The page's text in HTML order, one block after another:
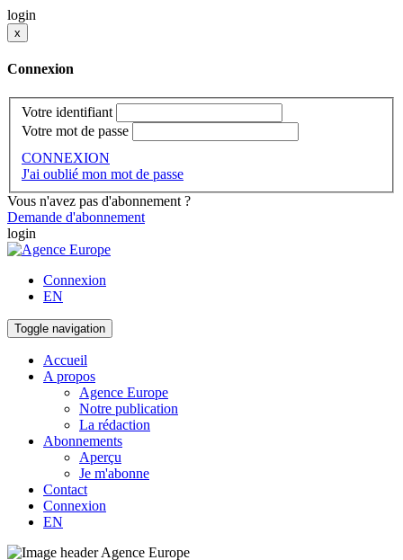
login
x
Connexion
Votre identifiant
Votre mot de passe
CONNEXION
J'ai oublié mon mot de passe
Vous n'avez pas d'abonnement ?
Demande d'abonnement
login
Connexion
EN
Toggle navigation
Accueil
A propos
Agence Europe
Notre publication
La rédaction
Abonnements
Aperçu
Je m'abonne
Contact
Connexion
EN